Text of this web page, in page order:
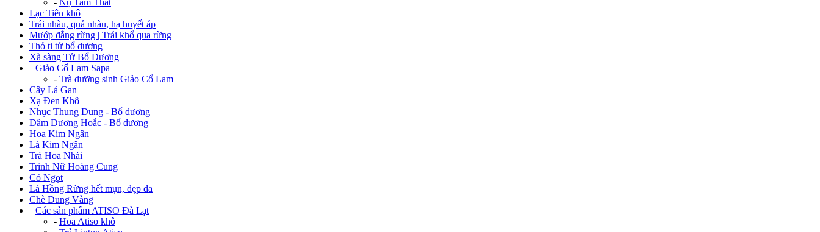
- Nụ Tam Thất
Lạc Tiên khô
Trái nhàu, quả nhàu, hạ huyết áp
Mướp đắng rừng | Trái khổ qua rừng
Thỏ ti tử bổ dương
Xà sàng Tử Bổ Dương
Giảo Cổ Lam Sapa
- Trà dưỡng sinh Giảo Cổ Lam
Cây Lá Gan
Xạ Đen Khô
Nhục Thung Dung - Bổ dương
Dâm Dương Hoắc - Bổ dương
Hoa Kim Ngân
Lá Kim Ngân
Trà Hoa Nhài
Trinh Nữ Hoàng Cung
Cỏ Ngọt
Lá Hồng Rừng hết mụn, đẹp da
Chè Dung Vàng
Các sản phẩm ATISO Đà Lạt
- Hoa Atiso khô